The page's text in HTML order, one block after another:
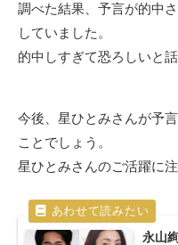
調べた結果、予言が的中
していました。
的中しすぎて恐ろしいと
今後、星ひとみさんが予
ことでしょう。
星ひとみさんのご活躍に注
永山